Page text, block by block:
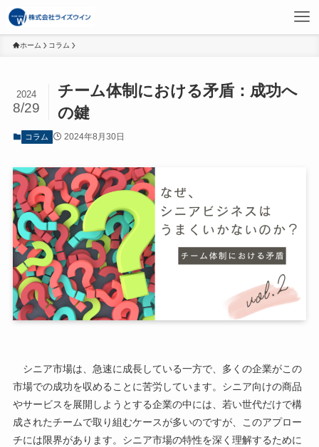
ホーム コラム
チーム体制における矛盾：成功へ
の鍵
2024
8/29
コラム 2024年8月30日
シニア市場は、急速に成長している一方で、多くの企業がこの
市場での成功を収めることに苦労しています。シニア向けの商品
やサービスを展開しようとする企業の中には、若い世代だけで構
成されたチームで取り組むケースが多いのですが、このアプロー
チには限界があります。シニア市場の特性を深く理解するために